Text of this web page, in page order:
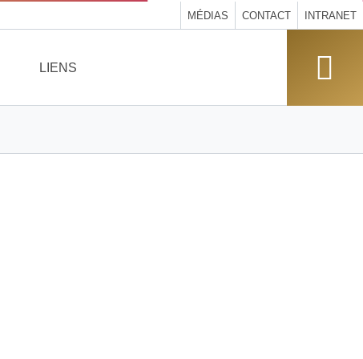
MÉDIAS CONTACT INTRANET
LIENS